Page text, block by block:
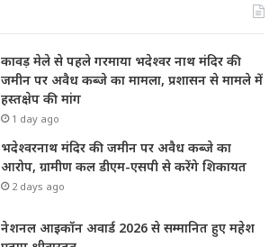
कावड़ मेले से पहले गरमाया भदेश्वर नाथ मंदिर की
जमीन पर अवैध कब्जे का मामला, प्रशासन से मामले में
हस्तक्षेप की मांग
1 day ago
भदेश्वरनाथ मंदिर की जमीन पर अवैध कब्जे का
आरोप, ग्रामीण कल डीएम-एसपी से करेंगे शिकायत
2 days ago
नेशनल आइकॉन अवार्ड 2026 से सम्मानित हुए महेश